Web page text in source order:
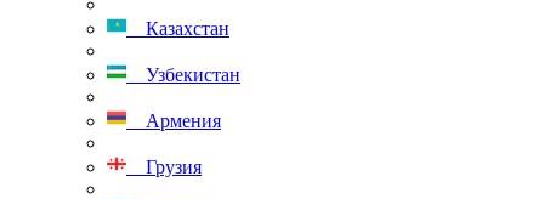
Казахстан
Узбекистан
Армения
Грузия